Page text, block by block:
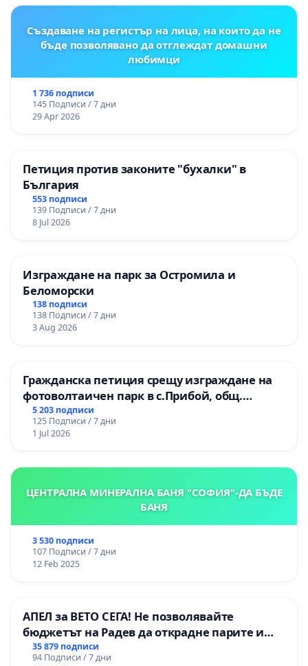
Създаване на регистър на лица, на които да не
бъде позволявано да отглеждат домашни
любимци
1 736 подписи
145 Подписи / 7 дни
29 Apr 2026
Петиция против законите "бухалки" в
България
553 подписи
139 Подписи / 7 дни
8 Jul 2026
Изграждане на парк за Остромила и
Беломорски
138 подписи
138 Подписи / 7 дни
3 Aug 2026
Гражданска петиция срещу изграждане на
фотоволтаичен парк в с.Прибой, общ.
Радомир
5 203 подписи
125 Подписи / 7 дни
1 Jul 2026
ЦЕНТРАЛНА МИНЕРАЛНА БАНЯ "СОФИЯ"-ДА БЪДЕ
БАНЯ
3 530 подписи
107 Подписи / 7 дни
12 Feb 2025
АПЕЛ за ВЕТО СЕГА! Не позволявайте
бюджетът на Радев да открадне парите и
правата ни в тъмното
35 879 подписи
94 Подписи / 7 дни